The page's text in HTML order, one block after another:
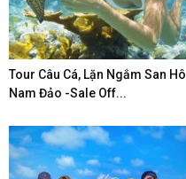
Tour Câu Cá, Lặn Ngắm San Hô
Nam Đảo -Sale Off...